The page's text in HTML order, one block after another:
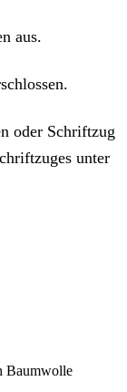
aus.
oder Schriftzug
unter
Baumwolle